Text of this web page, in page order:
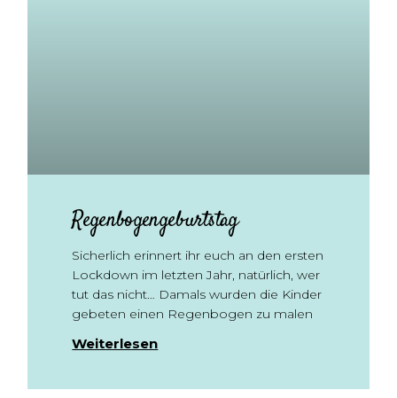
Regenbogengeburtstag
Sicherlich erinnert ihr euch an den ersten
Lockdown im letzten Jahr, natürlich, wer
tut das nicht… Damals wurden die Kinder
gebeten einen Regenbogen zu malen
Weiterlesen